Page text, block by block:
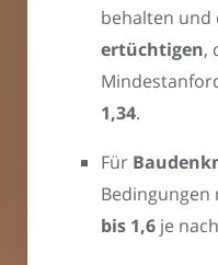
behalten und
ertüchtigen,
1,34.
Für
bis 1,6 je